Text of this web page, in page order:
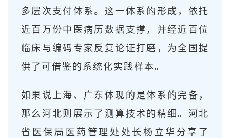
多层次支付体系。这一体系的形成，依托
近百万份中医病历数据支撑，并经近百位
临床与编码专家反复论证打磨，为全国提
供了可借鉴的系统化实践样本。
如果说上海、广东体现的是体系的完备，
那么河北则展示了测算技术的精细。河北
省医保局医药管理处处长杨立华分享了